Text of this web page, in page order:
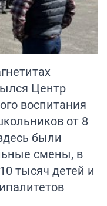
Центр
воспитания
от 8
были
смены, в
тысяч детей и